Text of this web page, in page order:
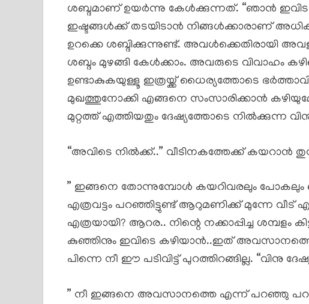
ശബ്ദമാണ് ഉയർന്നു കേൾക്കുന്നത്. “ഞാൻ
ഇഷ്ടങ്ങൾക്ക് തടയിടാൻ നിങ്ങൾക്കാരാണ്
ഉറക്കെ ശബ്ദിക്കുന്നുണ്ട്. അവൾക്കെതിരായി
ശബ്ദം മുഴങ്ങി കേൾക്കാം. അവരുടെ വിവാഹം
ഉണ്ടാകുകയുള്ളൂ ഇത്രയ്ക്ക് ധൈര്യത്തോടെ
മുഖത്തുനോക്കി എങ്ങനെ സംസാരിക്കാൻ
മുറ്റത്ത് എത്തിയതും ദേഷ്യത്തോടെ നിൽക്കുന്ന
“അവിടെ നിൽക്ക്..” വീടിനകത്തേക്ക് കയറാൻ
” ഇങ്ങനെ തോന്നുമ്പോൾ കയറിവരലും പോകലും
എത്രവട്ടം പറഞ്ഞിട്ടുണ്ട് ആറുമണിക്ക് മുന്നേ
എത്രയായി? ആറര.. നിന്റെ നക്കാപ്പിച്ച ശമ്പളം
കുഞ്ഞിനും ഇവിടെ കഴിയാൻ..ഇത്
പിന്നെ നീ ഈ പടിവിട്ട് പുറത്തിറങ്ങില്ല. “വിനു
” നീ ഇങ്ങനെ അവസാനത്തെ എന്ന് പറഞ്ഞു